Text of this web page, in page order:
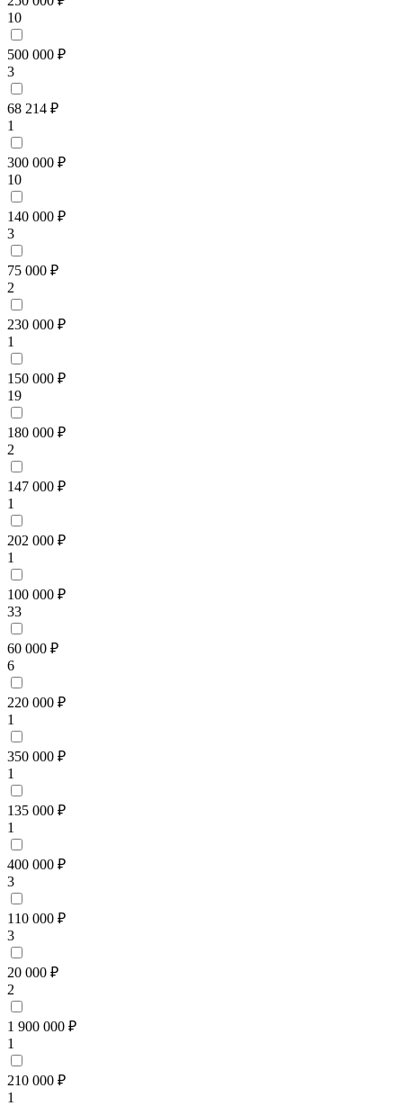
10
500 000 ₽
3
68 214 ₽
1
300 000 ₽
10
140 000 ₽
3
75 000 ₽
2
230 000 ₽
1
150 000 ₽
19
180 000 ₽
2
147 000 ₽
1
202 000 ₽
1
100 000 ₽
33
60 000 ₽
6
220 000 ₽
1
350 000 ₽
1
135 000 ₽
1
400 000 ₽
3
110 000 ₽
3
20 000 ₽
2
1 900 000 ₽
1
210 000 ₽
1